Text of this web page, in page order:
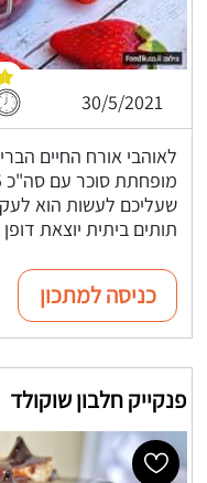
30/5/2021
לאוהבי אורח החיים
שעליכם לעשות הוא
תותים ביתית יוצאת
כניסה למתכון
פנקייק חלבון שוקולד